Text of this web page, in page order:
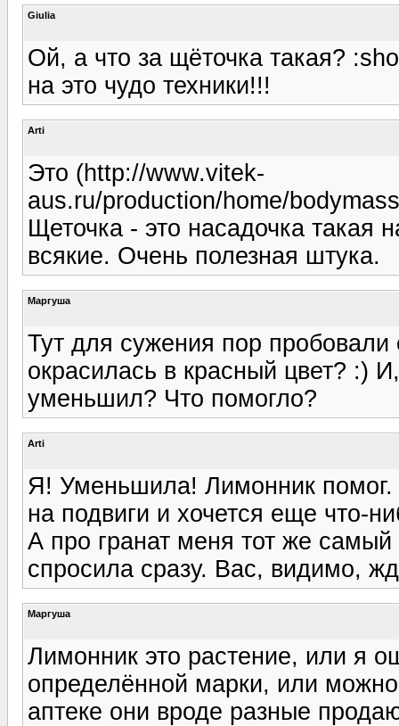
Giulia
Ой, а что за щёточка такая?
на это чудо техники!!!
Arti
Это (http://www.vitek-
aus.ru/production/home/
Щеточка - это насадочка такая
всякие. Очень полезная штука.
Маргуша
Тут для сужения пор пробовали
окрасилась в красный цвет? :)
уменьшил? Что помогло?
Arti
Я! Уменьшила! Лимонник помог.
на подвиги и хочется еще что-
А про гранат меня тот же
спросила сразу. Вас, видимо,
Маргуша
Лимонник это растение, или я
определённой марки, или
аптеке они вроде разные